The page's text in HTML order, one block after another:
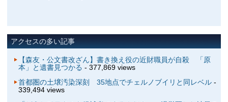
アクセスの多い記事
【森友・公文書改ざん】書き換え役の近財職員が自殺 「原
本」と遺書見つかる - 377,869 views
首都圏の土壌汚染深刻 35地点でチェルノブイリと同レベル-
339,494 views